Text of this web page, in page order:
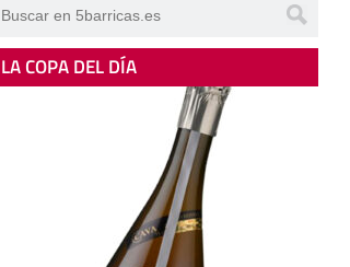
LA COPA DEL DÍA